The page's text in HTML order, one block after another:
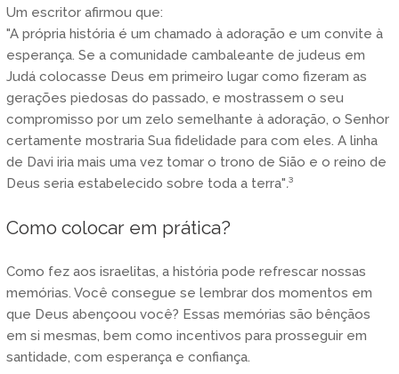
Um escritor afirmou que:
"A própria história é um chamado à adoração e um convite à
esperança. Se a comunidade cambaleante de judeus em
Judá colocasse Deus em primeiro lugar como fizeram as
gerações piedosas do passado, e mostrassem o seu
compromisso por um zelo semelhante à adoração, o Senhor
certamente mostraria Sua fidelidade para com eles. A linha
de Davi iria mais uma vez tomar o trono de Sião e o reino de
Deus seria estabelecido sobre toda a terra".³
Como colocar em prática?
Como fez aos israelitas, a história pode refrescar nossas
memórias. Você consegue se lembrar dos momentos em
que Deus abençoou você? Essas memórias são bênçãos
em si mesmas, bem como incentivos para prosseguir em
santidade, com esperança e confiança.